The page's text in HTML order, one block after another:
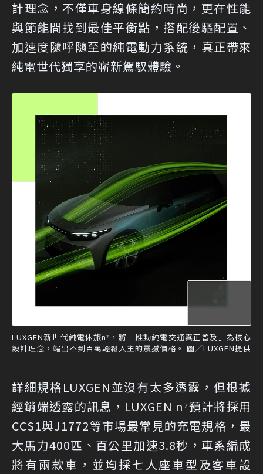
計理念，不僅車身線條簡約時尚，更在性能
與節能間找到最佳平衡點，搭配後驅配置、
加速度隨呼隨至的純電動力系統，真正帶來
純電世代獨享的嶄新駕馭體驗。
LUXGEN新世代純電休旅n⁷，將「推動純電交通真正普及」為核心
設計理念，端出不到百萬輕鬆入主的震撼價格。 圖／LUXGEN提供
詳細規格LUXGEN並沒有太多透露，但根據
經銷端透露的訊息，LUXGEN n⁷預計將採用
CCS1與J1772等市場最常見的充電規格，最
大馬力400匹、百公里加速3.8秒，車系編成
將有兩款車，並均採七人座車型及客車設